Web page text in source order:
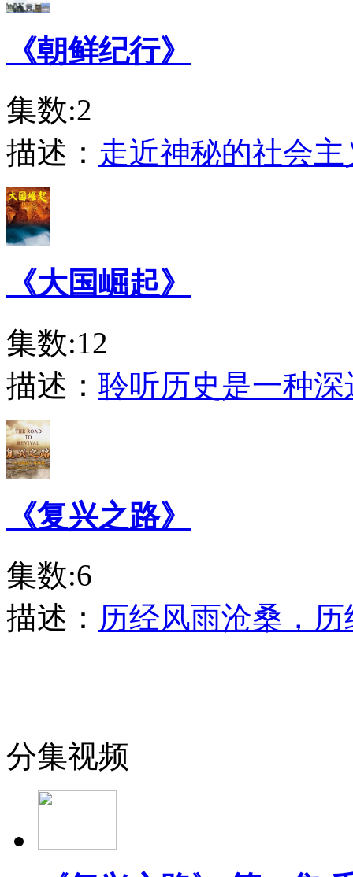
《朝鲜纪行》
集数:2
描述： 走近神秘的社会
《大国崛起》
集数:12
描述： 聆听历史是一种
《复兴之路》
集数:6
描述： 历经风雨沧桑，
分集视频